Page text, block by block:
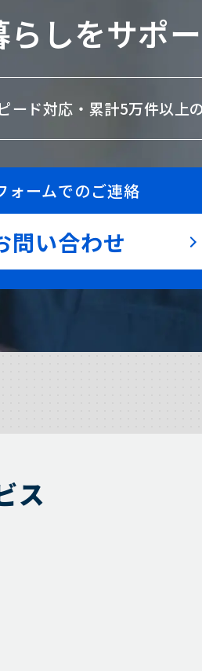
らしをサポ
ード対応・ 累計5万件以上
ォームでのご連絡
問い合わせ
ス